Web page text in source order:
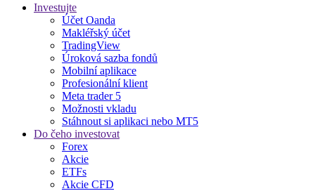
Investujte
Účet Oanda
Makléřský účet
TradingView
Úroková sazba fondů
Mobilní aplikace
Profesionální klient
Meta trader 5
Možnosti vkladu
Stáhnout si aplikaci nebo MT5
Do čeho investovat
Forex
Akcie
ETFs
Akcie CFD